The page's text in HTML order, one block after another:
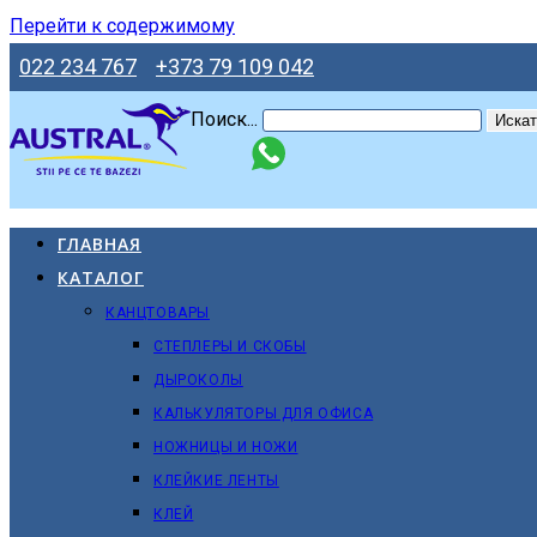
Перейти к содержимому
022 234 767 +373 79 109 042
Поиск...
ГЛАВНАЯ
КАТАЛОГ
КАНЦТОВАРЫ
СТЕПЛЕРЫ И СКОБЫ
ДЫРОКОЛЫ
КАЛЬКУЛЯТОРЫ ДЛЯ ОФИСА
НОЖНИЦЫ И НОЖИ
КЛЕЙКИЕ ЛЕНТЫ
КЛЕЙ